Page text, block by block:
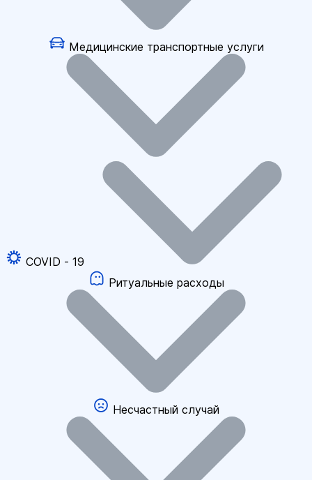
Медицинские транспортные услуги
COVID - 19
Ритуальные расходы
Несчастный случай